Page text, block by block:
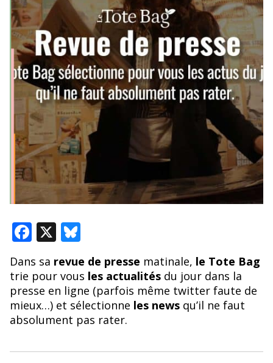
F
e
b
o
o
k
X Bl
u
e
sk
y
Dans sa revue de presse matinale, le Tote Bag
trie pour vous les actualitésdu jour dans la
presse en ligne (parfois même twitter faute de
mieux…) et sélectionne les newsqu’il ne faut
absolument pas rater.